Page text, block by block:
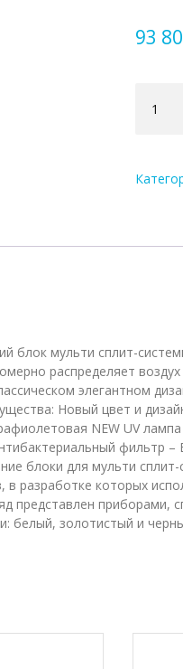
93
товара
мульти-
Haier
блок мульти сплит-
распределяет
элегантном
Новый цвет и
NEW UV лампа
фильтр
блоки для мульти
в разработке которых
представлен приборами,
белый, золотистый и